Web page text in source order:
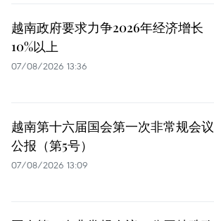
越南政府要求力争2026年经济增长
10%以上
07/08/2026 13:36
越南第十六届国会第一次非常规会议
公报（第5号）
07/08/2026 13:09